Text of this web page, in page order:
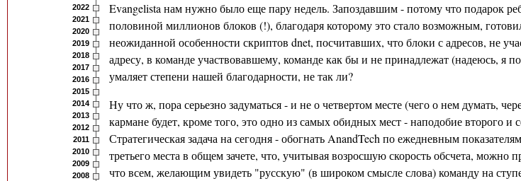
2022
2021
2020
2019
2018
2017
2016
2015
2014
2013
2012
2011
2010
2009
2008
Evangelista нам нужно было еще пару недель. Запоздавшим - потому что подарок
половиной миллионов блоков (!), благодаря которому это стало возможным,
неожиданной особенности скриптов dnet, посчитавших, что блоки с адресов, не
адресу, в команде участвовавшему, команде как бы и не принадлежат (надеюсь, я
умаляет степени нашей благодарности, не так ли?
Ну что ж, пора серьезно задуматься - и не о четвертом месте (чего о нем думать,
кармане будет, кроме того, это одно из самых обидных мест - наподобие второго
Стратегическая задача на сегодня - обогнать AnandTech по ежедневным
третьего места в общем зачете, что, учитывая возросшую скорость обсчета, можно
что всем, желающим увидеть "русскую" (в широком смысле слова) команду на